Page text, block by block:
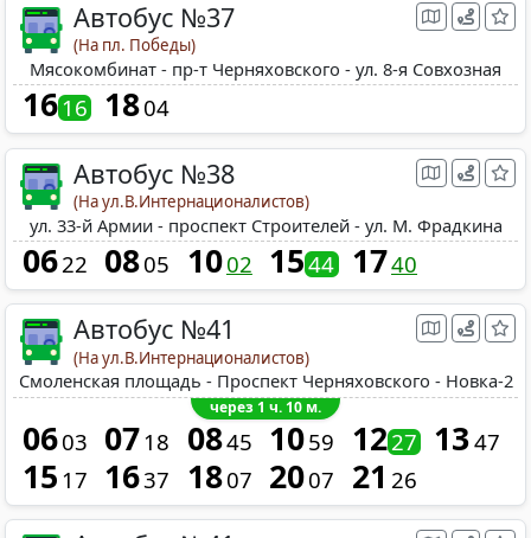
Автобус №37
(На пл. Победы)
Мясокомбинат - пр-т Черняховского - ул. 8-я Совхозная
16 16 1804
Автобус №38
(На ул.В.Интернационалистов)
ул. 33-й Армии - проспект Строителей - ул. М. Фрадкина
0622 0805 1002 1544 1740
Автобус №41
(На ул.В.Интернационалистов)
Смоленская площадь - Проспект Черняховского - Новка-2
через 1 ч. 10 м.
0603 07 18 0845 1059 1227 1347
15 17 1637 1807 2007 21 26